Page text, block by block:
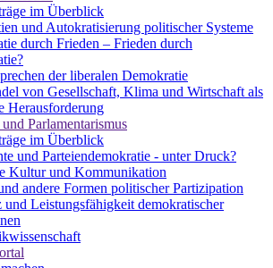
im Überblick
und Autokratisierung politischer Systeme
durch Frieden – Frieden durch
der liberalen Demokratie
von Gesellschaft, Klima und Wirtschaft als
Herausforderung
Parlamentarismus
im Überblick
und Parteiendemokratie - unter Druck?
Kultur und Kommunikation
andere Formen politischer Partizipation
Leistungsfähigkeit demokratischer